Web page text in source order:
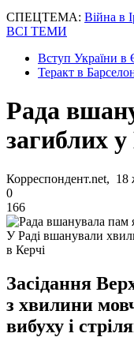
СПЕЦТЕМА: Війна в
ВСІ ТЕМИ
Вступ України в
Теракт в
Рада
загиблих у
Корреспондент.net, 18
0
166
У Раді вшанували
в Керчі
Засідання
з хвилини
вибуху і